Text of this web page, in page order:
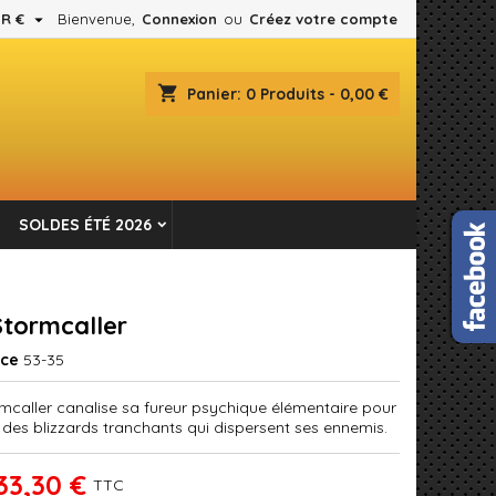
Bienvenue, Connexion ou Créez votre compte
€ 
shopping_cart Panier: 0 Produits - 0,00 €
SOLDES ÉTÉ 2026
53-35
canalise sa fureur psychique élémentaire pour
blizzards tranchants qui dispersent ses ennemis.
€ TTC